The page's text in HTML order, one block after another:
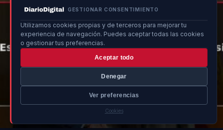
GESTIONAR CONSENTIMIENTO
Utilizamos cookies propias y de terceros para mejorar tu
experiencia de navegación. Puedes aceptar todas las cookies
o gestionar tus preferencias.
Aceptar todo
Denegar
Ver preferencias
Cookies